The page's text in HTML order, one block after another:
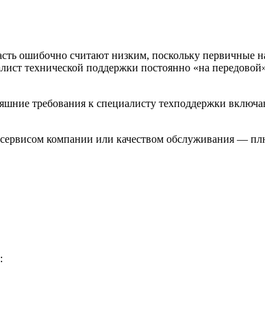
ошибочно считают низким, поскольку первичные
технической поддержки постоянно «на
требования к специалисту техподдержки
компании или качеством обслуживания —